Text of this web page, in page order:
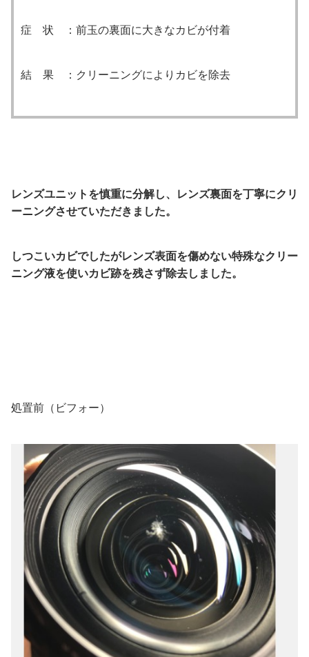
症 状 ：前玉の裏面に大きなカビが付着
結 果 ：クリーニングによりカビを除去
レンズユニットを慎重に分解し、レンズ裏面を丁寧にクリ
ーニングさせていただきました。
しつこいカビでしたがレンズ表面を傷めない特殊なクリー
ニング液を使いカビ跡を残さず除去しました。
処置前（ビフォー）